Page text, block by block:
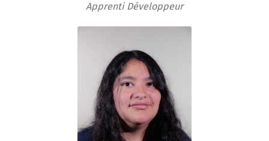
Apprenti Développeur